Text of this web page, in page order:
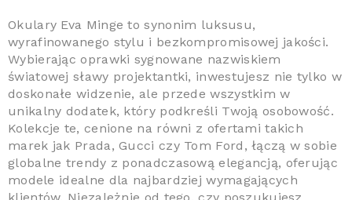
Okulary Eva Minge to synonim luksusu,
wyrafinowanego stylu i bezkompromisowej jakości.
Wybierając oprawki sygnowane nazwiskiem
światowej sławy projektantki, inwestujesz nie tylko w
doskonałe widzenie, ale przede wszystkim w
unikalny dodatek, który podkreśli Twoją osobowość.
Kolekcje te, cenione na równi z ofertami takich
marek jak Prada, Gucci czy Tom Ford, łączą w sobie
globalne trendy z ponadczasową elegancją, oferując
modele idealne dla najbardziej wymagających